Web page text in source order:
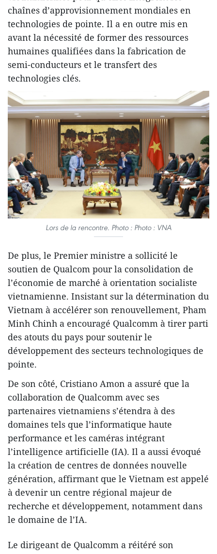
chaînes d’approvisionnement mondiales en
technologies de pointe. Il a en outre mis en
avant la nécessité de former des ressources
humaines qualifiées dans la fabrication de
semi-conducteurs et le transfert des
technologies clés.
Lors de la rencontre. Photo : Photo : VNA
De plus, le Premier ministre a sollicité le
soutien de Qualcom pour la consolidation de
l’économie de marché à orientation socialiste
vietnamienne. Insistant sur la détermination du
Vietnam à accélérer son renouvellement, Pham
Minh Chinh a encouragé Qualcomm à tirer parti
des atouts du pays pour soutenir le
développement des secteurs technologiques de
pointe.
De son côté, Cristiano Amon a assuré que la
collaboration de Qualcomm avec ses
partenaires vietnamiens s’étendra à des
domaines tels que l’informatique haute
performance et les caméras intégrant
l’intelligence artificielle (IA). Il a aussi évoqué
la création de centres de données nouvelle
génération, affirmant que le Vietnam est appelé
à devenir un centre régional majeur de
recherche et développement, notamment dans
le domaine de l’IA.
Le dirigeant de Qualcomm a réitéré son